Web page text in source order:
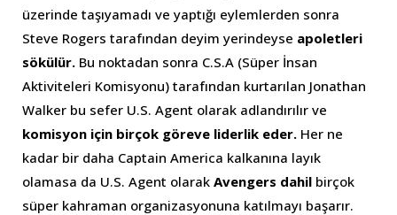
üzerinde taşıyamadı ve yaptığı eylemlerden sonra
Steve Rogers tarafından deyim yerindeyse apoletleri
sökülür. Bu noktadan sonra C.S.A (Süper İnsan
Aktiviteleri Komisyonu) tarafından kurtarılan Jonathan
Walker bu sefer U.S. Agent olarak adlandırılır ve
komisyon için birçok göreve liderlik eder. Her ne
kadar bir daha Captain America kalkanına layık
olamasa da U.S. Agent olarak Avengers dahil birçok
süper kahraman organizasyonuna katılmayı başarır.